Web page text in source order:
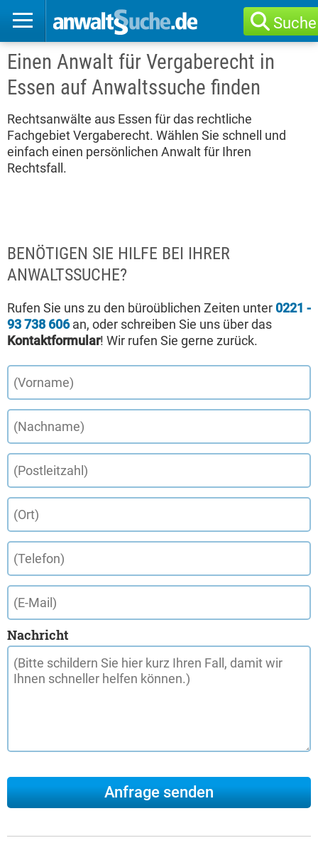
Suche
Einen Anwalt für Vergaberecht in
Essen auf Anwaltssuche finden
Rechtsanwälte aus Essen für das rechtliche
Fachgebiet Vergaberecht. Wählen Sie schnell und
einfach einen persönlichen Anwalt für Ihren
Rechtsfall.
BENÖTIGEN SIE HILFE BEI IHRER
ANWALTSSUCHE?
Rufen Sie uns zu den büroüblichen Zeiten unter 0221 -
93 738 606an, oder schreiben Sie uns über das
Kontaktformular! Wir rufen Sie gerne zurück.
Nachricht